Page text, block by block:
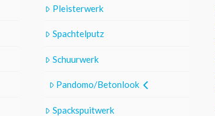
Pleisterwerk
Spachtelputz
Schuurwerk
Pandomo/Betonlook
Spackspuitwerk